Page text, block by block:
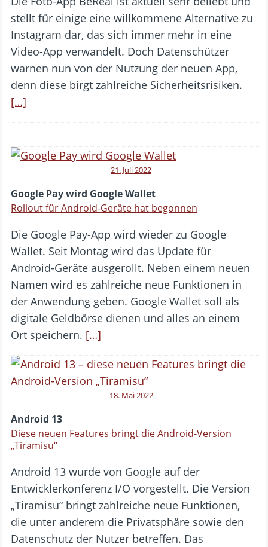
stellt für einige eine willkommene Alternative zu
Instagram dar, das sich immer mehr in eine
Video-App verwandelt. Doch Datenschützer
warnen nun von der Nutzung der neuen App,
denn diese birgt zahlreiche Sicherheitsrisiken.
[…]
21. Juli 2022
Google Pay wird Google Wallet
Rollout für Android-Geräte hat begonnen
Die Google Pay-App wird wieder zu Google
Wallet. Seit Montag wird das Update für
Android-Geräte ausgerollt. Neben einem neuen
Namen wird es zahlreiche neue Funktionen in
der Anwendung geben. Google Wallet soll als
digitale Geldbörse dienen und alles an einem
Ort speichern. […]
18. Mai 2022
Android 13
Diese neuen Features bringt die Android-Version
„Tiramisu“
Android 13 wurde von Google auf der
Entwicklerkonferenz I/O vorgestellt. Die Version
„Tiramisu“ bringt zahlreiche neue Funktionen,
die unter anderem die Privatsphäre sowie den
Datenschutz der Nutzer betreffen. Das